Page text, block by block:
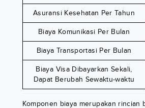
Asuransi Kesehatan Per Tahun
Biaya Komunikasi Per Bulan
Biaya Transportasi Per Bulan
Biaya Visa Dibayarkan Sekali,
Dapat Berubah Sewaktu-waktu
Komponen biaya merupakan rincian